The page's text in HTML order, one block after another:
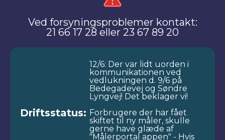
Ved forsyningsproblemer kontakt:
21 66 17 28 eller 23 67 89 20
Driftsstatus:
12/6: Der var lidt uorden i
kommunikationen ved
vedlukningen d. 9/6 på
Bedegadevej og Søndre
Lyngvej! Det beklager vi!
Forbrugere der har fået
skiftet til ny måler, skulle
gerne have glæde af
"Målerportal appen" - Hvis